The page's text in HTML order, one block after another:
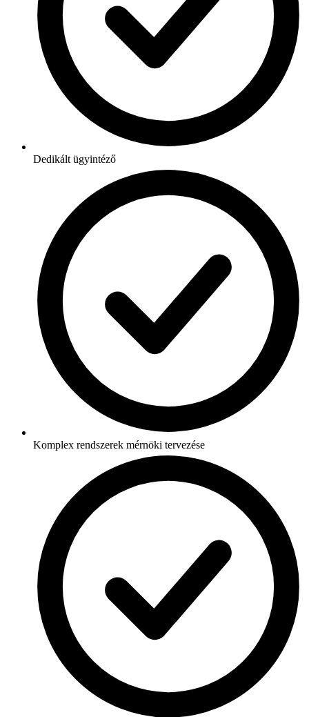
Dedikált ügyintéző
Komplex rendszerek mérnöki tervezése